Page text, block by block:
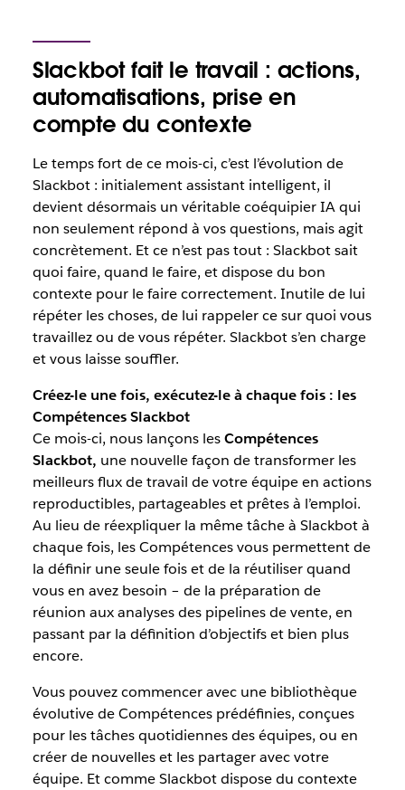
Slackbot fait le travail : actions,
automatisations, prise en
compte du contexte
Le temps fort de ce mois-ci, c’est l’évolution de
Slackbot : initialement assistant intelligent, il
devient désormais un véritable coéquipier IA qui
non seulement répond à vos questions, mais agit
concrètement. Et ce n’est pas tout : Slackbot sait
quoi faire, quand le faire, et dispose du bon
contexte pour le faire correctement. Inutile de lui
répéter les choses, de lui rappeler ce sur quoi vous
travaillez ou de vous répéter. Slackbot s’en charge
et vous laisse souffler.
Créez-le une fois, exécutez-le à chaque fois : les
Compétences Slackbot
Ce mois-ci, nous lançons lesCompétences
Slackbot, une nouvelle façon de transformer les
meilleurs flux de travail de votre équipe en actions
reproductibles, partageables et prêtes à l’emploi.
Au lieu de réexpliquer la même tâche à Slackbot à
chaque fois, les Compétences vous permettent de
la définir une seule fois et de la réutiliser quand
vous en avez besoin – de la préparation de
réunion aux analyses des pipelines de vente, en
passant par la définition d’objectifs et bien plus
encore.
Vous pouvez commencer avec une bibliothèque
évolutive de Compétences prédéfinies, conçues
pour les tâches quotidiennes des équipes, ou en
créer de nouvelles et les partager avec votre
équipe. Et comme Slackbot dispose du contexte